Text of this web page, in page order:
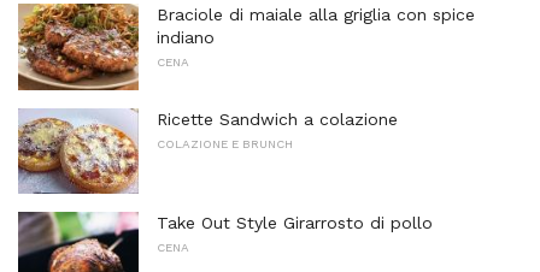
Braciole di maiale alla griglia con spice
indiano
CENA
Ricette Sandwich a colazione
COLAZIONE E BRUNCH
Take Out Style Girarrosto di pollo
CENA